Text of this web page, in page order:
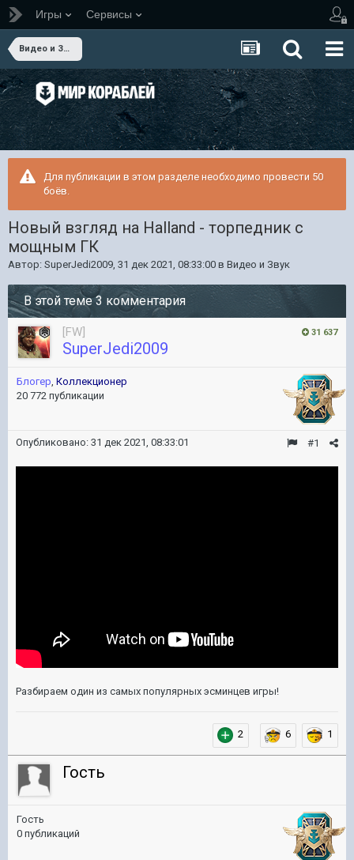
Игры Сервисы
Видео и Звук
Для публикации в этом разделе необходимо провести 50
боёв.
Новый взгляд на Halland - торпедник с
мощным ГК
Автор: SuperJedi2009, 31 дек 2021, 08:33:00 в Видео и Звук
В этой теме 3 комментария
31 637
[FW]
SuperJedi2009
Блогер, Коллекционер
20 772 публикации
#1
Опубликовано: 31 дек 2021, 08:33:01
Разбираем один из самых популярных эсминцев игры!
2 6 1
Гость
Гость
0 публикаций